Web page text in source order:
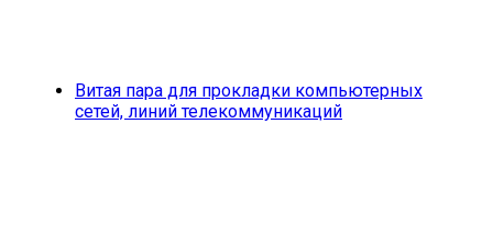
Витая пара для прокладки компьютерных
сетей, линий телекоммуникаций